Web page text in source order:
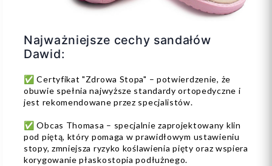
Najważniejsze cechy sandałów
Dawid:
✅ Certyfikat "Zdrowa Stopa" – potwierdzenie, że
obuwie spełnia najwyższe standardy ortopedyczne i
jest rekomendowane przez specjalistów.
✅ Obcas Thomasa – specjalnie zaprojektowany klin
pod piętą, który pomaga w prawidłowym ustawieniu
stopy, zmniejsza ryzyko koślawienia pięty oraz wspiera
korygowanie płaskostopia podłużnego.